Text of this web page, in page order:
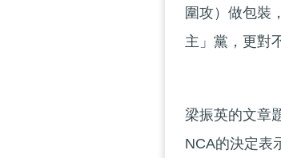
圍攻）做包裝
主」黨，更對
梁振英的文章
NCA的決定表